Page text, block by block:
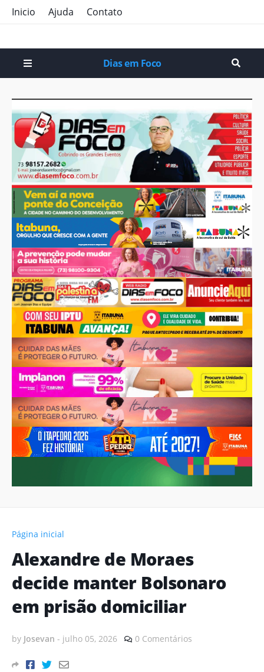
Inicio Ajuda Contato
Dias em Foco
Página inicial
Alexandre de Moraes
decide manter Bolsonaro
em prisão domiciliar
by Josevan - julho 05, 2026 0 Comentários